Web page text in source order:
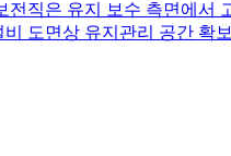
직은 유지 보수 측면에서
도면상 유지관리 공간 확